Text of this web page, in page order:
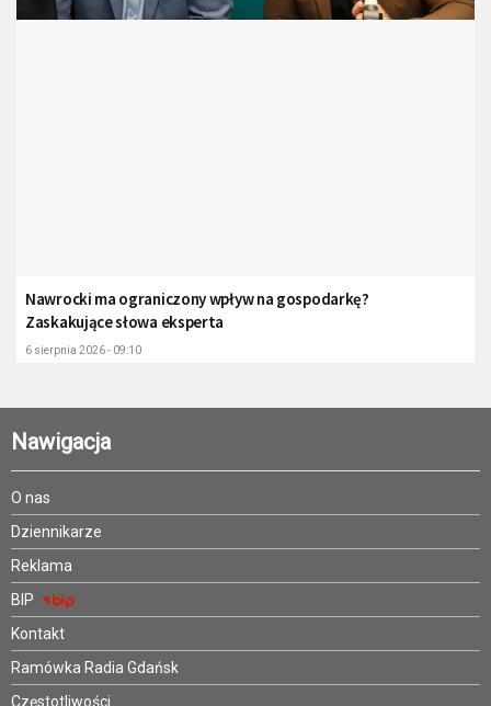
Nawrocki ma ograniczony wpływ na gospodarkę?
Zaskakujące słowa eksperta
6 sierpnia 2026 - 09:10
Nawigacja
O nas
Dziennikarze
Reklama
BIP
Kontakt
Ramówka Radia Gdańsk
Częstotliwości